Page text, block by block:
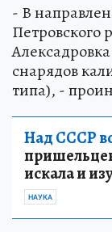
- В
Петровского
снарядов
типа), -
Над СССР
искала и
НАУКА